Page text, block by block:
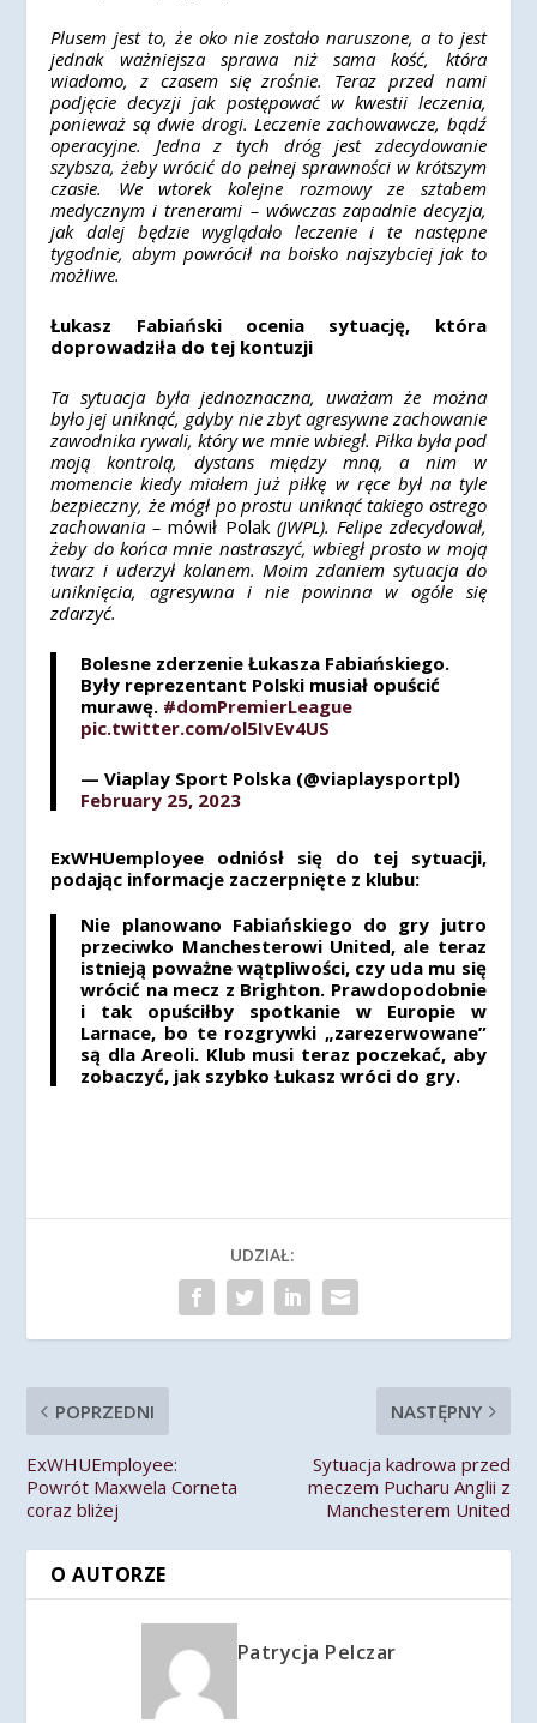
Plusem jest to, że oko nie zostało naruszone, a to jest
jednak ważniejsza sprawa niż sama kość, która
wiadomo, z czasem się zrośnie. Teraz przed nami
podjęcie decyzji jak postępować w kwestii leczenia,
ponieważ są dwie drogi. Leczenie zachowawcze, bądź
operacyjne. Jedna z tych dróg jest zdecydowanie
szybsza, żeby wrócić do pełnej sprawności w krótszym
czasie. We wtorek kolejne rozmowy ze sztabem
medycznym i trenerami – wówczas zapadnie decyzja,
jak dalej będzie wyglądało leczenie i te następne
tygodnie, abym powrócił na boisko najszybciej jak to
możliwe.
Łukasz Fabiański ocenia sytuację, która
doprowadziła do tej kontuzji
Ta sytuacja była jednoznaczna, uważam że można
było jej uniknąć, gdyby nie zbyt agresywne zachowanie
zawodnika rywali, który we mnie wbiegł. Piłka była pod
moją kontrolą, dystans między mną, a nim w
momencie kiedy miałem już piłkę w ręce był na tyle
bezpieczny, że mógł po prostu uniknąć takiego ostrego
zachowania –mówił Polak(JWPL). Felipe zdecydował,
żeby do końca mnie nastraszyć, wbiegł prosto w moją
twarz i uderzył kolanem. Moim zdaniem sytuacja do
uniknięcia, agresywna i nie powinna w ogóle się
zdarzyć.
Bolesne zderzenie Łukasza Fabiańskiego.
Były reprezentant Polski musiał opuścić
murawę. #domPremierLeague
pic.twitter.com/ol5IvEv4US
— Viaplay Sport Polska (@viaplaysportpl)
February 25, 2023
ExWHUemployee odniósł się do tej sytuacji,
podając informacje zaczerpnięte z klubu:
Nie planowano Fabiańskiego do gry jutro
przeciwko Manchesterowi United, ale teraz
istnieją poważne wątpliwości, czy uda mu się
wrócić na mecz z Brighton. Prawdopodobnie
i tak opuściłby spotkanie w Europie w
Larnace, bo te rozgrywki „zarezerwowane”
są dla Areoli. Klub musi teraz poczekać, aby
zobaczyć, jak szybko Łukasz wróci do gry.
UDZIAŁ:
POPRZEDNI
ExWHUEmployee:
Powrót Maxwela Corneta
coraz bliżej
NASTĘPNY
Sytuacja kadrowa przed
meczem Pucharu Anglii z
Manchesterem United
O AUTORZE
Patrycja Pelczar